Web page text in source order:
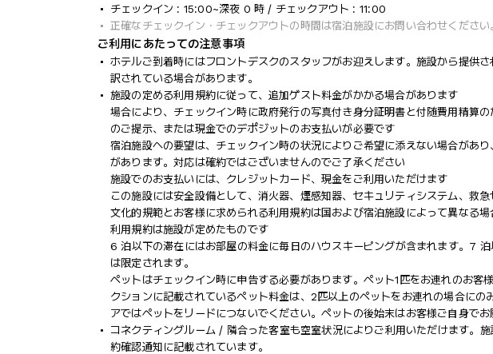
チェックイン : 15:00~深夜 0 時 / チェックアウト : 11:00
正確なチェックイン・チェックアウトの時間は宿泊施設にお問い合わせください
ご利用にあたっての注意事項
ホテルご到着時にはフロントデスクのスタッフがお迎えします。施設から提供
訳されている場合があります。
施設の定める利用規約に従って、追加ゲスト料金がかかる場合があります
場合により、チェックイン時に政府発行の写真付き身分証明書と付随費用精算
のご提示、または現金でのデポジットのお支払いが必要です
宿泊施設への要望は、チェックイン時の状況によりご希望に添えない場合があ
があります。対応は確約ではございませんのでご了承ください
施設でのお支払いには、クレジットカード、現金をご利用いただけます
この施設には安全設備として、消火器、煙感知器、セキュリティシステム、救
文化的規範とお客様に求められる利用規約は国および宿泊施設によって異なる
利用規約は施設が定めたものです
6 泊以下の滞在にはお部屋の料金に毎日のハウスキーピングが含まれます。7
は限定されます。
ペットはチェックイン時に申告する必要があります。ペット1匹をお連れのお客
クションに記載されているペット料金は、2匹以上のペットをお連れの場合にの
アではペットをリードにつないでください。ペットの後始末はお客様ご自身でお
コネクティングルーム / 隣合った客室も空室状況によりご利用いただけます。
約確認通知に記載されています。